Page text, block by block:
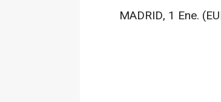
MADRID, 1 Ene.